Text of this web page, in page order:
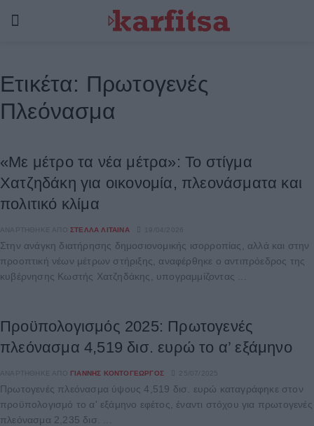
Ετικέτα: Πρωτογενές
Πλεόνασμα
«Με μέτρο τα νέα μέτρα»: Το στίγμα
Χατζηδάκη για οικονομία, πλεονάσματα και
πολιτικό κλίμα
ΑΝΑΡΤΉΘΗΚΕ ΑΠΌ ΣΤΈΛΛΑ ΛΊΤΑΙΝΑ 19/04/2026
Στην ανάγκη διατήρησης δημοσιονομικής ισορροπίας, αλλά και στην
προοπτική νέων μέτρων στήριξης, αναφέρθηκε ο αντιπρόεδρος της
κυβέρνησης Κωστής Χατζηδάκης, υπογραμμίζοντας ...
Προϋπολογισμός 2025: Πρωτογενές
πλεόνασμα 4,519 δισ. ευρώ το α’ εξάμηνο
ΑΝΑΡΤΉΘΗΚΕ ΑΠΌ ΓΙΆΝΝΗΣ ΚΟΝΤΟΓΕΏΡΓΟΣ
Πρωτογενές πλεόνασμα ύψους 4,519 δισ. ευρώ καταγράφηκε στον
προϋπολογισμό το α' εξάμηνο εφέτος, έναντι στόχου για πρωτογενές
πλεόνασμα 2,235 δισ. ...